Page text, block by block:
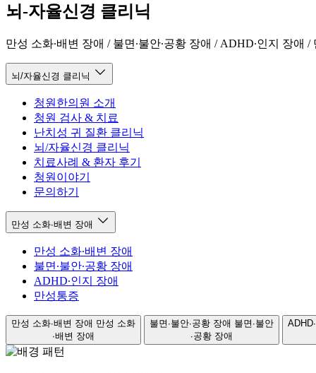
뇌-자율신경 클리닉
만성 소화∙배변 장애 / 불면∙불안∙공황 장애 / ADHD∙인지 장애 /
뇌/자율신경 클리닉
청원한의원 소개
청원 검사 & 치료
난치성 귀 질환 클리닉
뇌/자율신경 클리닉
치료사례 & 환자 후기
청원이야기
문의하기
만성 소화∙배변 장애
만성 소화∙배변 장애
불면∙불안∙공황 장애
ADHD∙인지 장애
만성통증
만성 소화∙배변 장애 만성 소화
∙배변 장애
불면∙불안∙공황 장애 불면∙불안
∙공황 장애